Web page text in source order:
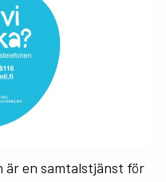
är en samtalstjänst för